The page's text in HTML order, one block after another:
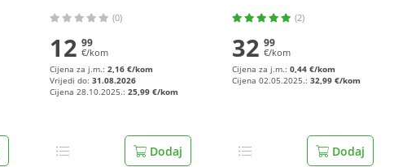
(0)
12 99
€/kom
Cijena za j.m.: 2,16 €/kom
Vrijedi do: 31.08.2026
Cijena 28.10.2025.: 25,99 €/kom
Dodaj
(2)
32 99
€/kom
Cijena za j.m.: 0,44 €/kom
Cijena 02.05.2025.: 32,99 €/kom
Dodaj